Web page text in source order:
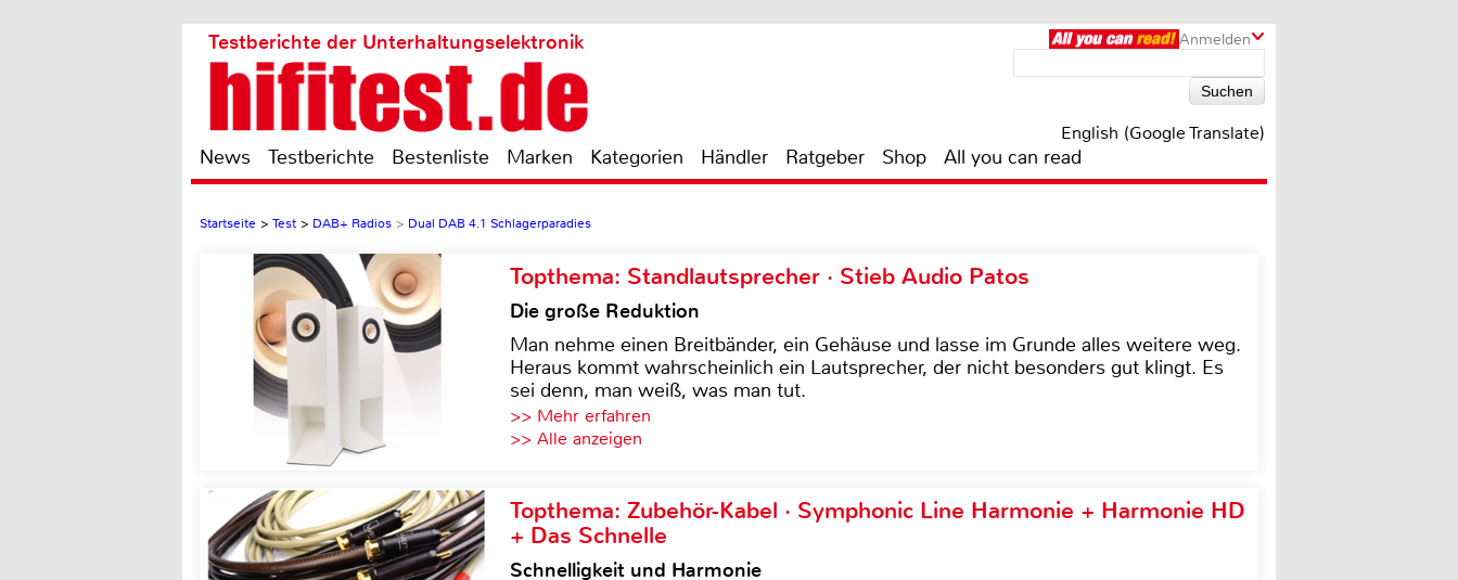
Anmelden
Testberichte der Unterhaltungselektronik
English (Google Translate)
News Testberichte Bestenliste Marken Kategorien Händler Ratgeber Shop All you can read
Startseite > Test > DAB+ Radios > Dual DAB 4.1 Schlagerparadies
Topthema: Standlautsprecher · Stieb Audio Patos
Die große Reduktion
Man nehme einen Breitbänder, ein Gehäuse und lasse im Grunde alles weitere weg.
Heraus kommt wahrscheinlich ein Lautsprecher, der nicht besonders gut klingt. Es
sei denn, man weiß, was man tut.
>> Mehr erfahren
>> Alle anzeigen
Topthema: Zubehör-Kabel · Symphonic Line Harmonie + Harmonie HD
+ Das Schnelle
Schnelligkeit und Harmonie